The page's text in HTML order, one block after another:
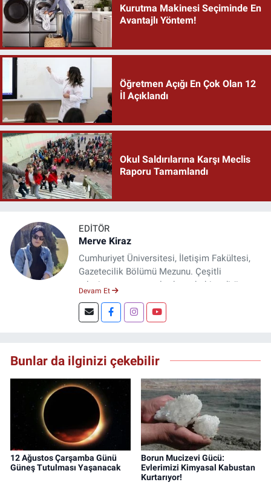
Kurutma Makinesi Seçiminde En
Avantajlı Yöntem!
Öğretmen Açığı En Çok Olan 12
İl Açıklandı
Okul Saldırılarına Karşı Meclis
Raporu Tamamlandı
EDITÖR
Merve Kiraz
Cumhuriyet Üniversitesi, İletişim Fakültesi,
Gazetecilik Bölümü Mezunu. Çeşitli
televizyon ve gazetelerde muhabir, editör,
Şuan, www.dogugazetesi.com adlı haber
sitesinin Yazı İşleri Müdürlüğünü yürütmekte.
Devam Et
Bunlar da ilginizi çekebilir
12 Ağustos Çarşamba Günü
Güneş Tutulması Yaşanacak
Borun Mucizevi Gücü:
Evlerimizi Kimyasal Kabustan
Kurtarıyor!